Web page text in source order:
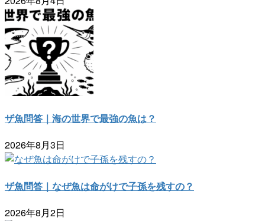
ザ魚問答｜海の世界で最強の魚は？
2026年8月3日
ザ魚問答｜なぜ魚は命がけで子孫を残すの？
2026年8月2日